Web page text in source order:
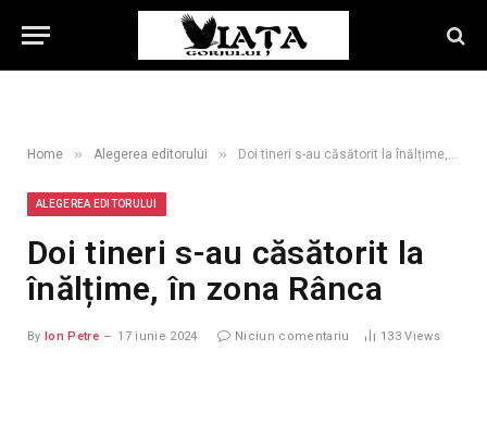
Home » Alegerea editorului » Doi tineri s-au căsătorit la înălțime, în zona Rânca
ALEGEREA EDITORULUI
Doi tineri s-au căsătorit la
înălțime, în zona Rânca
By Ion Petre 17 iunie 2024 Niciun comentariu 133Views